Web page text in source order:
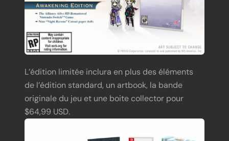
L’édition limitée inclura en plus des éléments
de l’édition standard, un artbook, la bande
originale du jeu et une boite collector pour
$64,99 USD.